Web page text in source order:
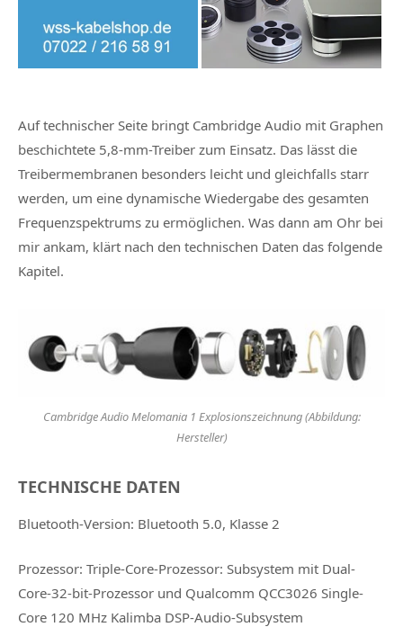
Auf technischer Seite bringt Cambridge Audio mit Graphen
beschichtete 5,8-mm-Treiber zum Einsatz. Das lässt die
Treibermembranen besonders leicht und gleichfalls starr
werden, um eine dynamische Wiedergabe des gesamten
Frequenzspektrums zu ermöglichen. Was dann am Ohr bei
mir ankam, klärt nach den technischen Daten das folgende
Kapitel.
Cambridge Audio Melomania 1 Explosionszeichnung (Abbildung:
Hersteller)
TECHNISCHE DATEN
Bluetooth-Version: Bluetooth 5.0, Klasse 2
Prozessor: Triple-Core-Prozessor: Subsystem mit Dual-
Core-32-bit-Prozessor und Qualcomm QCC3026 Single-
Core 120 MHz Kalimba DSP-Audio-Subsystem